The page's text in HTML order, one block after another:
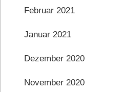
Februar 2021
Januar 2021
Dezember 2020
November 2020